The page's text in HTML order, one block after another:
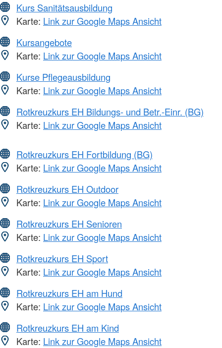
Kurs Sanitätsausbildung
Karte: Link zur Google Maps Ansicht
Kursangebote
Karte: Link zur Google Maps Ansicht
Kurse Pflegeausbildung
Karte: Link zur Google Maps Ansicht
Rotkreuzkurs EH Bildungs- und Betr.-Einr. (BG)
Karte: Link zur Google Maps Ansicht
Rotkreuzkurs EH Fortbildung (BG)
Karte: Link zur Google Maps Ansicht
Rotkreuzkurs EH Outdoor
Karte: Link zur Google Maps Ansicht
Rotkreuzkurs EH Senioren
Karte: Link zur Google Maps Ansicht
Rotkreuzkurs EH Sport
Karte: Link zur Google Maps Ansicht
Rotkreuzkurs EH am Hund
Karte: Link zur Google Maps Ansicht
Rotkreuzkurs EH am Kind
Karte: Link zur Google Maps Ansicht